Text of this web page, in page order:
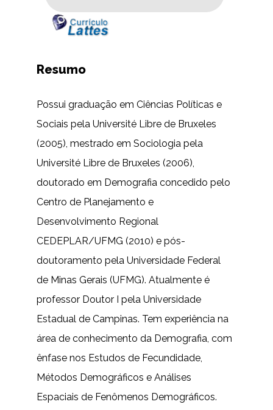
Resumo
Possui graduação em Ciências Políticas e
Sociais pela Université Libre de Bruxeles
(2005), mestrado em Sociologia pela
Université Libre de Bruxeles (2006),
doutorado em Demografia concedido pelo
Centro de Planejamento e
Desenvolvimento Regional
CEDEPLAR/UFMG (2010) e pós-
doutoramento pela Universidade Federal
de Minas Gerais (UFMG). Atualmente é
professor Doutor I pela Universidade
Estadual de Campinas. Tem experiência na
área de conhecimento da Demografia, com
ênfase nos Estudos de Fecundidade,
Métodos Demográficos e Análises
Espaciais de Fenômenos Demográficos.